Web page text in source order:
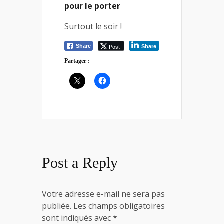
pour le porter
Surtout le soir !
Share Post Share
Partager :
Post a Reply
Votre adresse e-mail ne sera pas
publiée. Les champs obligatoires
sont indiqués avec*